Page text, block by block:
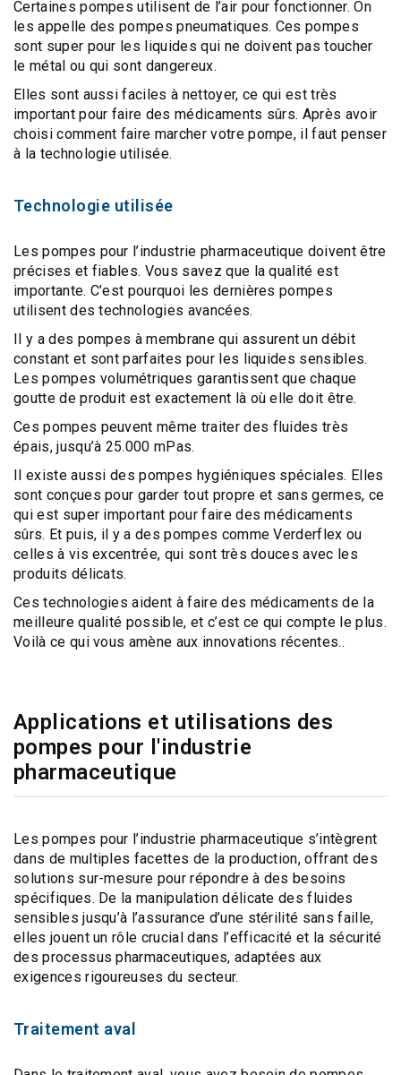
Certaines pompes utilisent de l’air pour fonctionner. On
les appelle despompes pneumatiques. Ces pompes
sont super pour les liquides qui ne doivent pas toucher
le métal ou qui sont dangereux.
Elles sont aussi faciles à nettoyer, ce qui est très
important pour faire des médicaments sûrs. Après avoir
choisi comment faire marcher votre pompe, il faut penser
à la technologie utilisée.
Technologie utilisée
Les pompes pour l’industrie pharmaceutique doivent être
précises et fiables. Vous savez que la qualité est
importante. C’est pourquoi les dernières pompes
utilisent des technologies avancées.
Il y a des pompes à membranequi assurent un débit
constant et sont parfaites pour les liquides sensibles.
Lespompes volumétriques garantissent que chaque
goutte de produit est exactement là où elle doit être.
Ces pompes peuvent même traiter des fluides très
épais, jusqu’à 25.000 mPas.
Il existe aussi despompes hygiéniques spéciales. Elles
sont conçues pour garder tout propre et sans germes, ce
qui est super important pour faire des médicaments
sûrs. Et puis, il y a des pompes commeVerderflex ou
celles à vis excentrée, qui sont très douces avec les
produits délicats.
Ces technologies aident à faire des médicaments de la
meilleure qualité possible, et c’est ce qui compte le plus.
Voilà ce qui vous amène aux innovations récentes..
Applications et utilisations des
pompes pour l'industrie
pharmaceutique
Les pompes pour l’industrie pharmaceutique s’intègrent
dans de multiples facettes de la production, offrant des
solutions sur-mesure pour répondre à des besoins
spécifiques. De la manipulation délicate des fluides
sensibles jusqu’à l’assurance d’une stérilité sans faille,
elles jouent un rôle crucial dans l’efficacité et la sécurité
des processus pharmaceutiques, adaptées aux
exigences rigoureuses du secteur.
Traitement aval